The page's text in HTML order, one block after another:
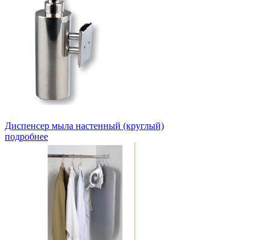
Диспенсер мыла настенный (круглый)
подробнее